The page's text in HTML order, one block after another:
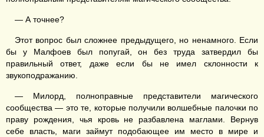
— А точнее?
Этот вопрос был сложнее предыдущего, но ненамного. Если
бы у Малфоев был попугай, он без труда затвердил бы
правильный ответ, даже если бы не имел склонности к
звукоподражанию.
— Милорд, полноправные представители магического
сообщества — это те, которые получили волшебные палочки по
праву рождения, чья кровь не разбавлена маглами. Вернув
себе власть, маги займут подобающее им место в мире и